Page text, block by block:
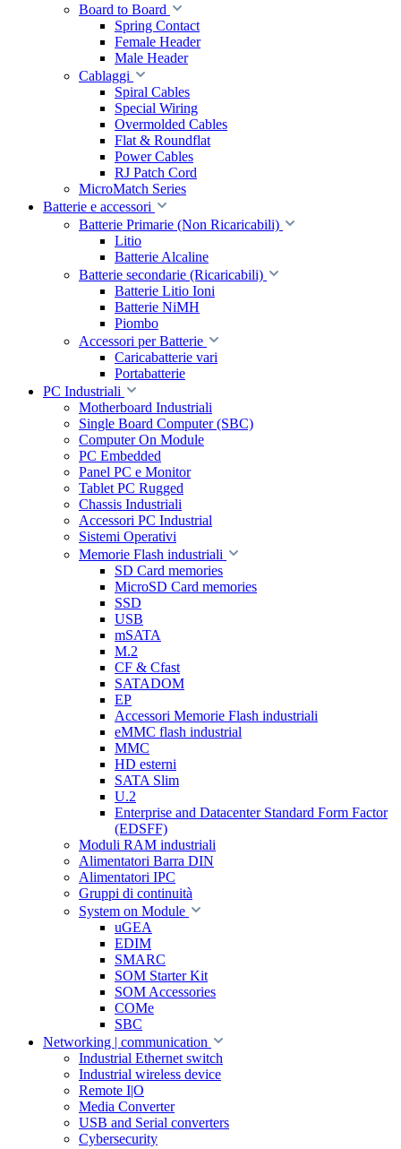
Board to Board
Spring Contact
Female Header
Male Header
Cablaggi
Spiral Cables
Special Wiring
Overmolded Cables
Flat & Roundflat
Power Cables
RJ Patch Cord
MicroMatch Series
Batterie e accessori
Batterie Primarie (Non Ricaricabili)
Litio
Batterie Alcaline
Batterie secondarie (Ricaricabili)
Batterie Litio Ioni
Batterie NiMH
Piombo
Accessori per Batterie
Caricabatterie vari
Portabatterie
PC Industriali
Motherboard Industriali
Single Board Computer (SBC)
Computer On Module
PC Embedded
Panel PC e Monitor
Tablet PC Rugged
Chassis Industriali
Accessori PC Industrial
Sistemi Operativi
Memorie Flash industriali
SD Card memories
MicroSD Card memories
SSD
USB
mSATA
M.2
CF & Cfast
SATADOM
EP
Accessori Memorie Flash industriali
eMMC flash industrial
MMC
HD esterni
SATA Slim
U.2
Enterprise and Datacenter Standard Form Factor
(EDSFF)
Moduli RAM industriali
Alimentatori Barra DIN
Alimentatori IPC
Gruppi di continuità
System on Module
uGEA
EDIM
SMARC
SOM Starter Kit
SOM Accessories
COMe
SBC
Networking | communication
Industrial Ethernet switch
Industrial wireless device
Remote I|O
Media Converter
USB and Serial converters
Cybersecurity